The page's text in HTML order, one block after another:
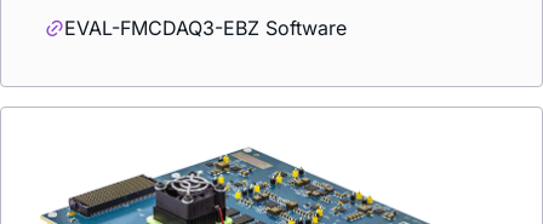
EVAL-FMCDAQ3-EBZ Software